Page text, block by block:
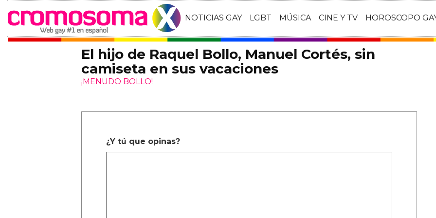
NOTICIAS GAY LGBT MÚSICA CINE Y TV HOROSCOPO
El hijo de Raquel Bollo, Manuel Cortés, sin
camiseta en sus vacaciones
¡MENUDO BOLLO!
¿Y tú que opinas?